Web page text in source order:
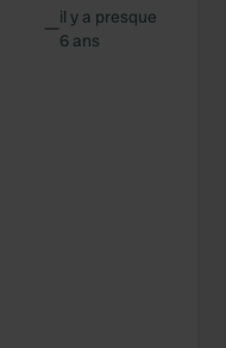
—il y a presque
6 ans